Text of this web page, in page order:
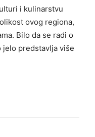
i kulinarstvu
ovog regiona,
Bilo da se radi o
jelo predstavlja više